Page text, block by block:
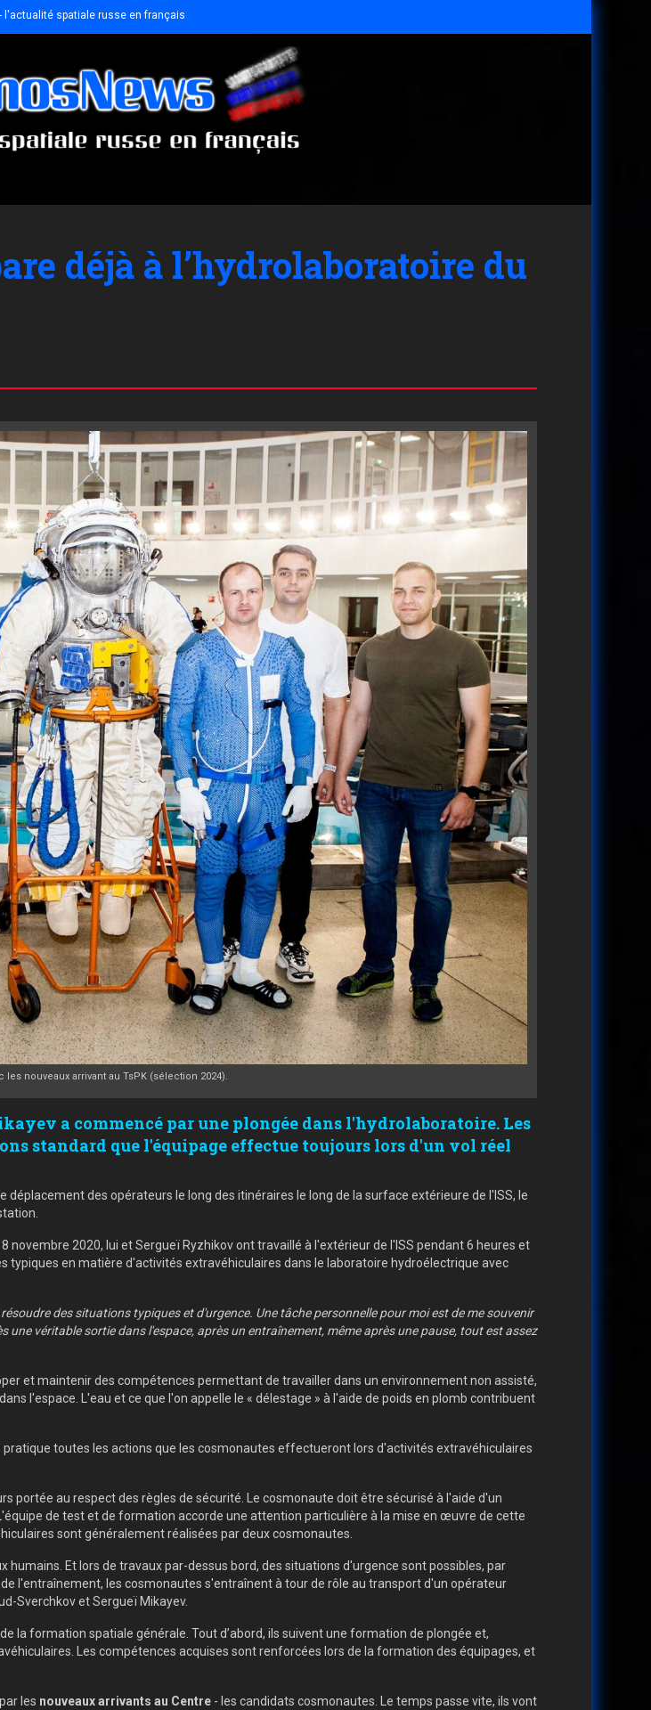
l'actualité spatiale russe en français
déjà à l’hydrolaboratoire du
les nouveaux arrivant au TsPK (sélection 2024).
a commencé par une plongée dans l'hydrolaboratoire. Les
standard que l'équipage effectue toujours lors d'un vol réel
des opérateurs le long des itinéraires le long de la surface extérieure de l'ISS, le
novembre 2020, lui et Sergueï Ryzhikov ont travaillé à l'extérieur de l'ISS pendant 6 heures et
en matière d'activités extravéhiculaires dans le laboratoire hydroélectrique avec
des situations typiques et d'urgence. Une tâche personnelle pour moi est de me souvenir
véritable sortie dans l'espace, après un entraînement, même après une pause, tout est assez
et maintenir des compétences permettant de travailler dans un environnement non assisté,
l'espace. L'eau et ce que l'on appelle le « délestage » à l'aide de poids en plomb contribuent
toutes les actions que les cosmonautes effectueront lors d'activités extravéhiculaires
portée au respect des règles de sécurité. Le cosmonaute doit être sécurisé à l'aide d'un
de test et de formation accorde une attention particulière à la mise en œuvre de cette
sont généralement réalisées par deux cosmonautes.
Et lors de travaux par-dessus bord, des situations d'urgence sont possibles, par
l'entraînement, les cosmonautes s'entraînent à tour de rôle au transport d'un opérateur
Sverchkov et Sergueï Mikayev.
la formation spatiale générale. Tout d’abord, ils suivent une formation de plongée et,
Les compétences acquises sont renforcées lors de la formation des équipages, et
les nouveaux arrivants au Centre- les candidats cosmonautes. Le temps passe vite, ils vont